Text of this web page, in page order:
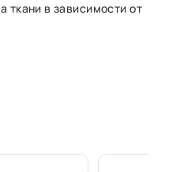
ткани в зависимости от